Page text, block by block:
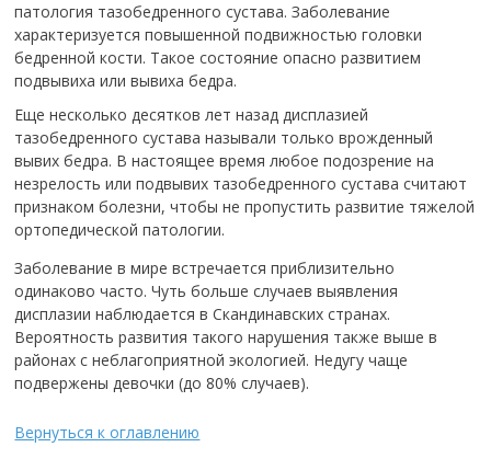
патология тазобедренного сустава. Заболевание
характеризуется повышенной подвижностью головки
бедренной кости. Такое состояние опасно развитием
подвывиха или вывиха бедра.
Еще несколько десятков лет назад дисплазией
тазобедренного сустава называли только врожденный
вывих бедра. В настоящее время любое подозрение на
незрелость или подвывих тазобедренного сустава считают
признаком болезни, чтобы не пропустить развитие тяжелой
ортопедической патологии.
Заболевание в мире встречается приблизительно
одинаково часто. Чуть больше случаев выявления
дисплазии наблюдается в Скандинавских странах.
Вероятность развития такого нарушения также выше в
районах с неблагоприятной экологией. Недугу чаще
подвержены девочки (до 80% случаев).
Вернуться к оглавлению